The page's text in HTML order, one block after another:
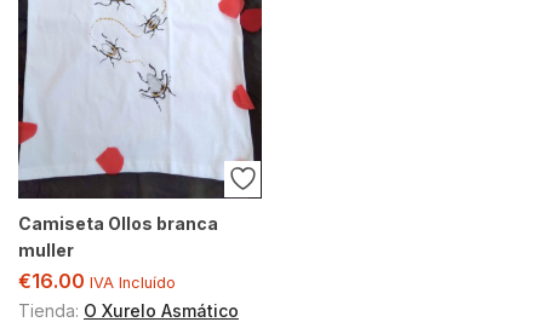
Camiseta Ollos branca
muller
€16.00 IVA Incluído
Tienda: O Xurelo Asmático